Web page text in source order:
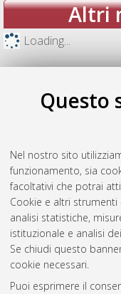
Questo
Nel nostro sito
funzionamento, sia
facoltativi che potrai
Cookie e altri
analisi statistiche,
istituzionale e analisi
Se chiudi questo
cookie necessari.
Puoi esprimere il
Altri
Loading...
Atom